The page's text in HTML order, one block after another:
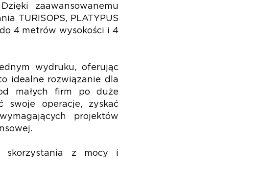
zaawansowanemu
TURISOPS, PLATYPUS
4 metrów wysokości i 4
wydruku, oferując
idealne rozwiązanie dla
małych firm po duże
swoje operacje, zyskać
projektów
skorzystania z mocy i